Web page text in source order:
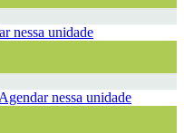
nessa unidade
Agendar nessa unidade